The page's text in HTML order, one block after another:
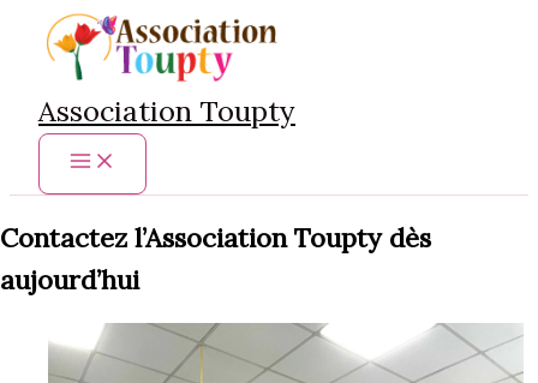
contenu
Association Toupty
Main
Contactez l’Association Toupty dès
aujourd’hui